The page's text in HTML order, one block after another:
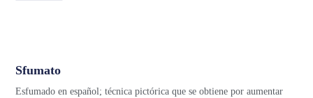
Sfumato
Esfumado en español; técnica pictórica que se obtiene por aumentar